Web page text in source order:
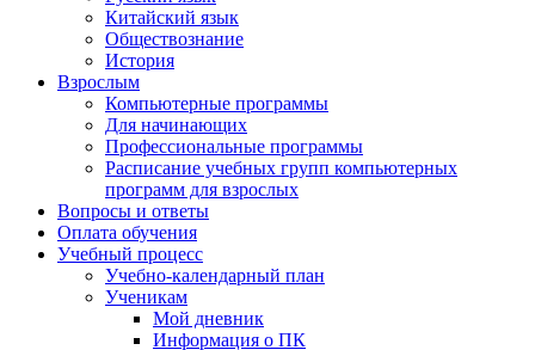
Китайский язык
Обществознание
История
Взрослым
Компьютерные программы
Для начинающих
Профессиональные программы
Расписание учебных групп компьютерных
программ для взрослых
Вопросы и ответы
Оплата обучения
Учебный процесс
Учебно-календарный план
Ученикам
Мой дневник
Информация о ПК